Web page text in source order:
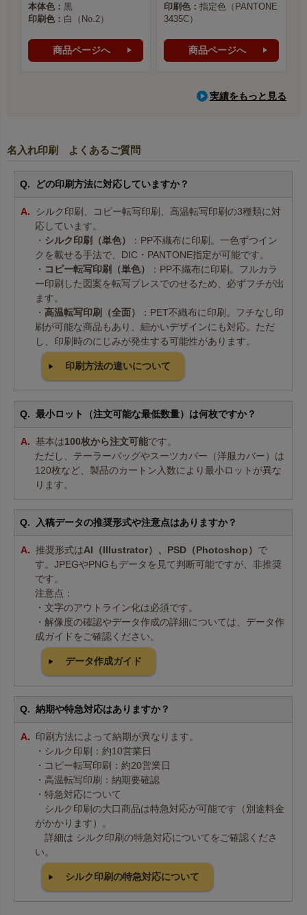
本体色： 黒
印刷色： 白（No.2）
商品ページへ
印刷色： 指定色（PANTONE
3435C）
商品ページへ
実績をもっと見る
名入れ印刷 よくあるご質問
どの印刷方法に対応していますか？
シルク印刷、コピー転写印刷、高温転写印刷の3種類に対
応しています。
・ シルク印刷（単色）
：PP不織布に印刷。一色ずつイン
クを載せる手法で、DIC・PANTONE指定が可能です。
・ コピー転写印刷（単色）
：PP不織布に印刷。フルカラ
ー印刷した図案を転写プレスでのせるため、必ずフチが出
ます。
・ 高温転写印刷（全面）
：PET不織布に印刷。フチなし印
刷が可能な商品もあり、細かいデザインにも対応。ただ
し、印刷時のにじみが発生する可能性があります。
印刷方法の違いについて
最小ロット（注文可能な最低数量）は何枚ですか？
基本は100枚から注文可能です。
ただし、テーラーバッグやスーツカバー（洋服カバー）は
120枚など、製品のカートン入数により最小ロットが異な
ります。
入稿データの推奨形式や注意点はありますか？
推奨形式はAI（Illustrator）、PSD（Photoshop） で
す。JPEGやPNGもデータを見て判断可能ですが、非推奨
です。
注意点：
・文字のアウトライン化は必須です。
・解像度の確認やデータ作成の詳細については、データ作
成ガイドをご確認ください。
データ作成ガイド
納期や特急対応はありますか？
印刷方法によって納期が異なります。
・シルク印刷：約10営業日
・コピー転写印刷：約20営業日
・高温転写印刷：納期要確認
・特急対応について
シルク印刷の大口商品は特急対応が可能です（別途料金
がかかります）。
詳細は シルク印刷の特急対応についてをご確認くださ
い。
シルク印刷の特急対応について